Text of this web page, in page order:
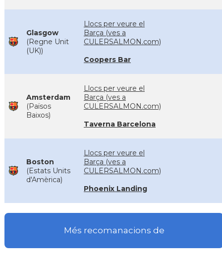
Glasgow
(Regne Unit
(UK))
Llocs per veure el
Barça (ves a
CULERSALMON.com)
Coopers Bar
Amsterdam
(Països
Baixos)
Llocs per veure el
Barça (ves a
CULERSALMON.com)
Taverna Barcelona
Boston
(Estats Units
d'Amèrica)
Llocs per veure el
Barça (ves a
CULERSALMON.com)
Phoenix Landing
Més recomanacions de